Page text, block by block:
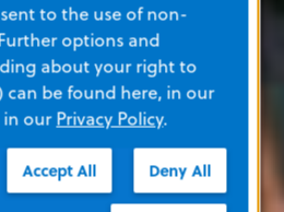
to the use of non-
options and
about your right to
be found here, in our
in ourPrivacy Policy.
Accept All Deny All